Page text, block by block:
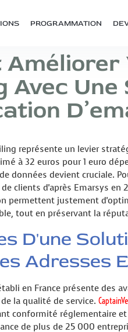
PROGRAMMATION
Améliorer
Avec
représente un levier
à 32 euros pour 1 euro
données devient cruciale.
clients d'après Emarsys
permettent justement
tout en préservant la
D'une
Adresses
en France présente des
la qualité de service.
conformité réglementaire
de plus de 25 000